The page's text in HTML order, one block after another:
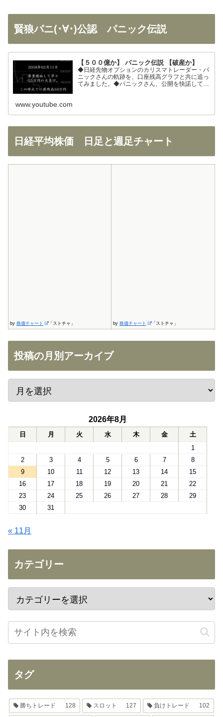
賢狼パニ(･∀･)公認 パニック伝説
【５００億か】 パニック伝説 【破産か】
◆日経先物オプションのカリスマトレーダー・パ
ニックさんの軌跡を、口座残高グラフと共に追っ
てみました。◆パニックさん、公開を快諾してく
www.youtube.com
日経平均株価 日足と週足チャート
by 株価チャート 「ストチャ」 by 株価チャート 「ストチャ」
投稿の月別アーカイブ
2026年8月
日 月 火 水 木 金
土
1
2
3 4 5 6 7
8
9
10 11 12 13 14
15
16
17 18 19 20 21
22
23
24 25 26 27 28
29
30
31
« 11月
カテゴリー
タグ
勝ちトレード 128 スロット 127 負けトレード 102